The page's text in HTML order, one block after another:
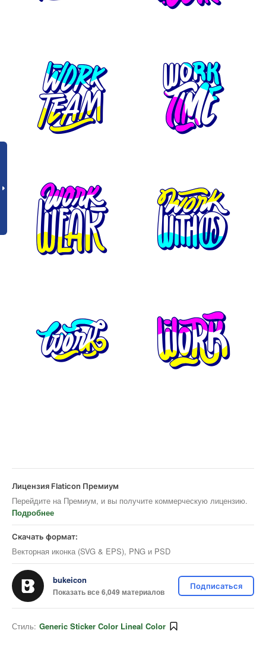
Лицензия Flaticon Премиум
Перейдите на Премиум, и вы получите коммерческую лицензию.
Подробнее
Скачать формат:
Векторная иконка (SVG & EPS), PNG и PSD
bukeicon
Показать все 6,049 материалов
Подписаться
Стиль: Generic Sticker Color Lineal Color